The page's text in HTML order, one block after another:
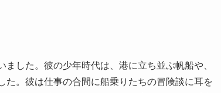
した。彼の少年時代は、港に立ち並ぶ帆船や、
。彼は仕事の合間に船乗りたちの冒険談に耳を